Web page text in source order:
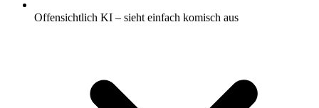
Offensichtlich KI – sieht einfach komisch aus